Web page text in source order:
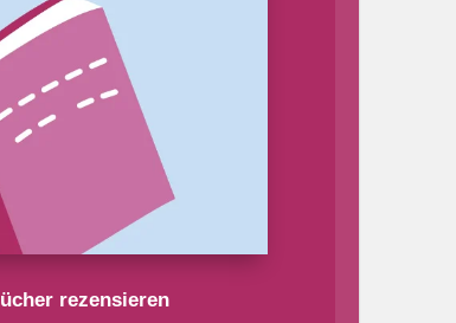
rezensieren